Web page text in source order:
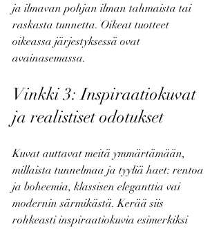
ja ilmavan pohjan ilman tahmaista tai
raskasta tunnetta. Oikeat tuotteet
oikeassa järjestyksessä ovat
avainasemassa.
Vinkki 3: Inspiraatiokuvat
ja realistiset odotukset
Kuvat auttavat meitä ymmärtämään,
millaista tunnelmaa ja tyyliä haet: rentoa
ja boheemia, klassisen eleganttia vai
modernin särmikästä. Kerää siis
rohkeasti inspiraatiokuvia esimerkiksi